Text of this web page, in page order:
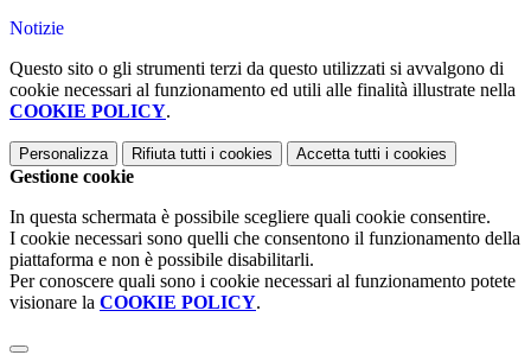
Notizie
Questo sito o gli strumenti terzi da questo utilizzati si avvalgono di
cookie necessari al funzionamento ed utili alle finalità illustrate nella
COOKIE POLICY.
Personalizza Rifiuta tutti i cookies Accetta tutti i cookies
Gestione cookie
In questa schermata è possibile scegliere quali cookie consentire.
I cookie necessari sono quelli che consentono il funzionamento della
piattaforma e non è possibile disabilitarli.
Per conoscere quali sono i cookie necessari al funzionamento potete
visionare la COOKIE POLICY.